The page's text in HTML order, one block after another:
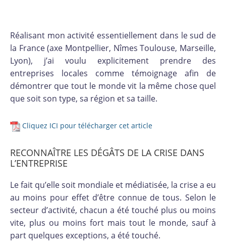
Réalisant mon activité essentiellement dans le sud de
la France (axe Montpellier, Nîmes Toulouse, Marseille,
Lyon), j’ai voulu explicitement prendre des
entreprises locales comme témoignage afin de
démontrer que tout le monde vit la même chose quel
que soit son type, sa région et sa taille.
Cliquez ICI pour télécharger cet article
RECONNAÎTRE LES DÉGÂTS DE LA CRISE DANS
L’ENTREPRISE
Le fait qu’elle soit mondiale et médiatisée, la crise a eu
au moins pour effet d’être connue de tous. Selon le
secteur d’activité, chacun a été touché plus ou moins
vite, plus ou moins fort mais tout le monde, sauf à
part quelques exceptions, a été touché.